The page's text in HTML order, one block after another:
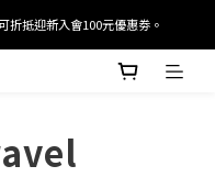
獲得百元購物金2張。
折抵迎新入會100元優惠劵。
獲得百元購物金2張。